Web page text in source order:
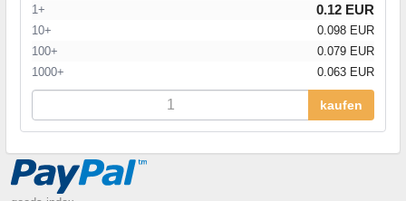
1+ 0.12 EUR
10+
0.098 EUR
100+
0.079 EUR
1000+
0.063 EUR
kaufen